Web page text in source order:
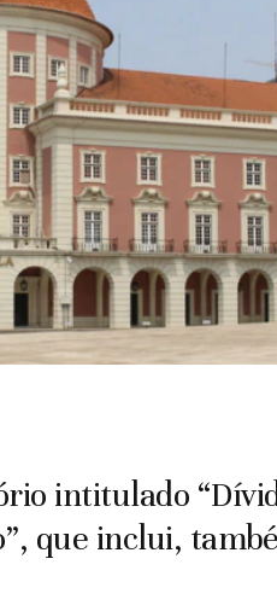
intitulado
que inclui,